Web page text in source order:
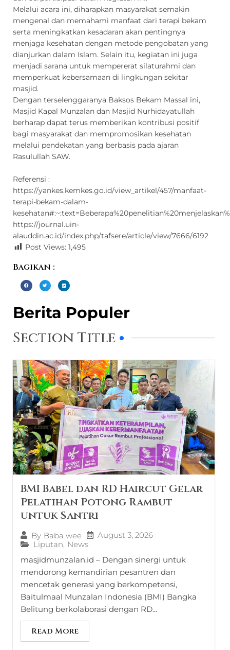
Melalui acara ini, diharapkan masyarakat semakin
mengenal dan memahami manfaat dari terapi bekam
serta meningkatkan kesadaran akan pentingnya
menjaga kesehatan dengan metode pengobatan yang
dianjurkan dalam Islam. Selain itu, kegiatan ini juga
menjadi sarana untuk mempererat silaturahmi dan
memperkuat kebersamaan di lingkungan sekitar
masjid.
Dengan terselenggaranya Baksos Bekam Massal ini,
Masjid Kapal Munzalan dan Masjid Nurhidayatullah
berharap dapat terus memberikan kontribusi positif
bagi masyarakat dan mempromosikan kesehatan
melalui pendekatan yang berbasis pada ajaran
Rasulullah SAW.
Referensi :
https://yankes.kemkes.go.id/view_artikel/457/manfaat-
terapi-bekam-dalam-
https://journal.uin-
alauddin.ac.id/index.php/tafsere/article/view/7666/6192
Post Views: 1,495
Bagikan :
Berita Populer
Section Title
BMI Babel dan RD Haircut Gelar
Pelatihan Potong Rambut
untuk Santri
By Baba wee
August 3, 2026
Liputan, News
masjidmunzalan.id – Dengan sinergi untuk
mendorong kemandirian pesantren dan
mencetak generasi yang berkompetensi,
Baitulmaal Munzalan Indonesia (BMI) Bangka
Belitung berkolaborasi dengan RD...
Read More